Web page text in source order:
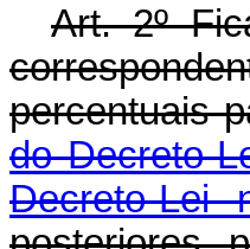
Art. 2º
percentuais
do Decreto-
Decreto-